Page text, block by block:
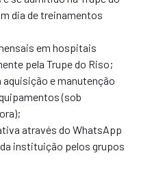
dia de treinamentos
em hospitais
pela Trupe do Riso;
e manutenção
(sob
através do WhatsApp
instituição pelos grupos